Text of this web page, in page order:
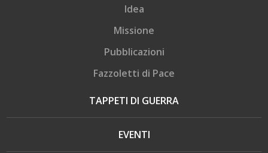
Idea
Missione
Pubblicazioni
Fazzoletti di Pace
TAPPETI DI GUERRA
EVENTI